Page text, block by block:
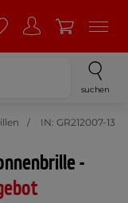
suchen
IN: GR212007-13
-